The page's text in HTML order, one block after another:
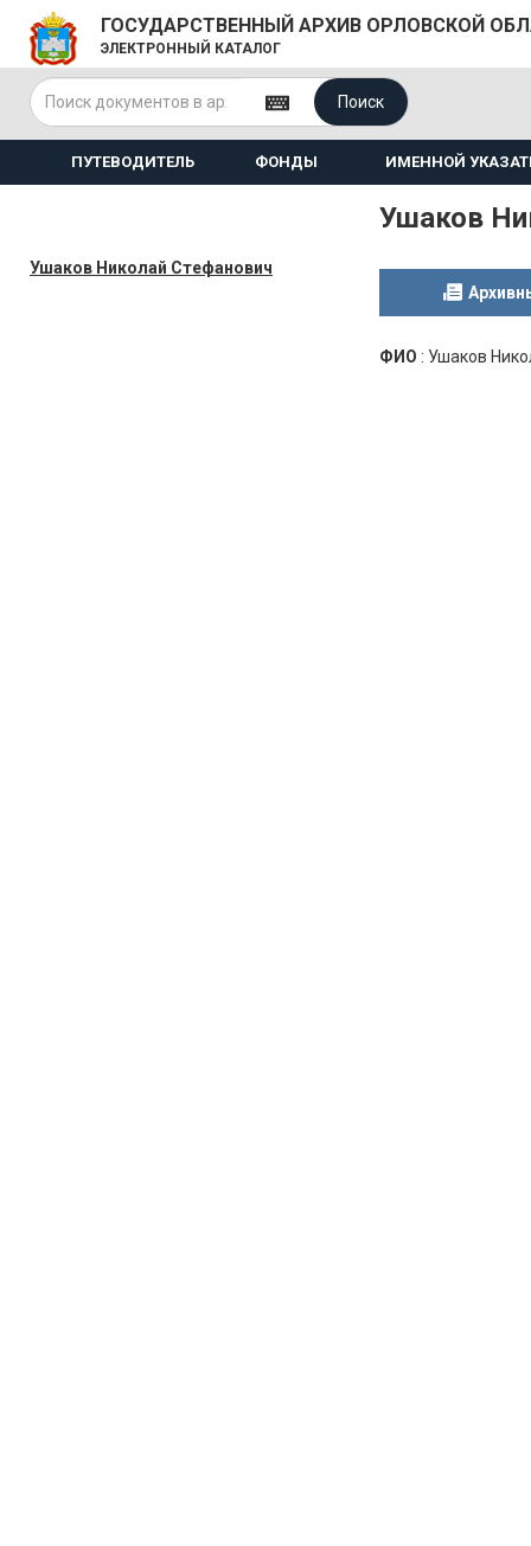
ГОСУДАРСТВЕННЫЙ АРХИВ ОРЛОВСКОЙ
ЭЛЕКТРОННЫЙ КАТАЛОГ
Поиск
ПУТЕВОДИТЕЛЬ ФОНДЫ ИМЕННОЙ
Ушаков Николай Стефанович
Ушаков
ФИО : Ушаков